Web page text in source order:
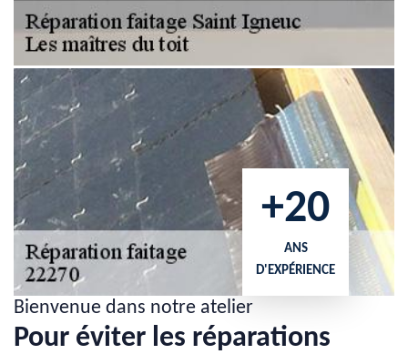
+20
ANS
D'EXPÉRIENCE
Bienvenue dans notre atelier
Pour éviter les réparations